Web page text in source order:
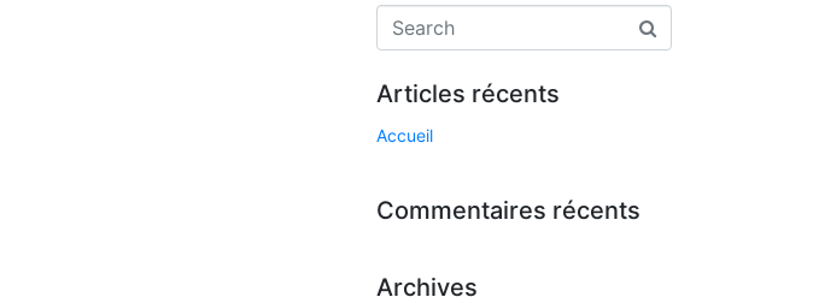
Articles récents
Accueil
Commentaires récents
Archives